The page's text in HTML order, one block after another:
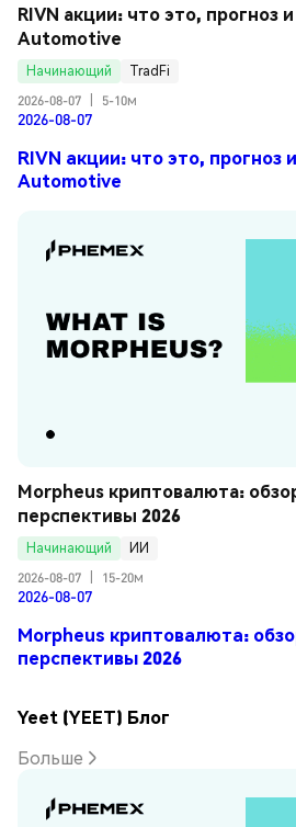
RIVN акции: что это, прогноз
Automotive
Начинающий
TradFi
2026-08-07
5-10м
2026-08-07
RIVN акции: что это, прогноз
Automotive
Morpheus криптовалюта:
перспективы 2026
Начинающий
ИИ
2026-08-07
15-20м
2026-08-07
Morpheus криптовалюта:
перспективы 2026
Yeet (YEET) Блог
Больше